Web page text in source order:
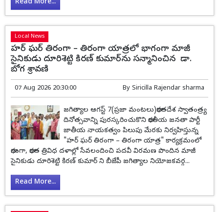
Read More...
Local News
హర్ ఘర్ తిరంగా – తిరంగా యాత్రలో భాగంగా మాజీ
సైనికుడు దూరిశెట్టి కిరణ్ కుమార్‌ను సన్మానించిన డా.
బోగ శ్రావణి
07 Aug 2026 20:30:00 By Siricilla Rajendar sharma
జగిత్యాల ఆగస్ట్ 7(ప్రజా మంటలు)భారతదేశ స్వాతంత్ర్య
దినోత్సవాన్ని పురస్కరించుకొని భారతీయ జనతా పార్టీ
జాతీయ నాయకత్వం పిలుపు మేరకు నిర్వహిస్తున్న
"హర్ ఘర్ తిరంగా – తిరంగా యాత్ర" కార్యక్రమంలో
భాగంగా, భారత త్రివిధ దళాల్లో సేవలందించి పదవీ విరమణ పొందిన మాజీ
సైనికుడు దూరిశెట్టి కిరణ్ కుమార్ ని బీజేపీ జగిత్యాల నియోజకవర్గ...
Read More...